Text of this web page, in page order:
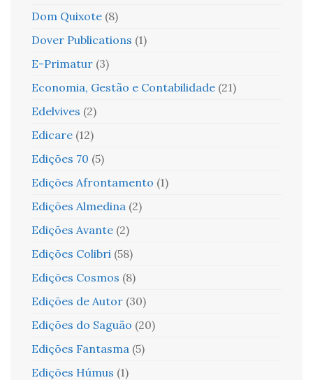
Dom Quixote (8)
Dover Publications (1)
E-Primatur (3)
Economia, Gestão e Contabilidade (21)
Edelvives (2)
Edicare (12)
Edições 70 (5)
Edições Afrontamento (1)
Edições Almedina (2)
Edições Avante (2)
Edições Colibri (58)
Edições Cosmos (8)
Edições de Autor (30)
Edições do Saguão (20)
Edições Fantasma (5)
Edições Húmus (1)